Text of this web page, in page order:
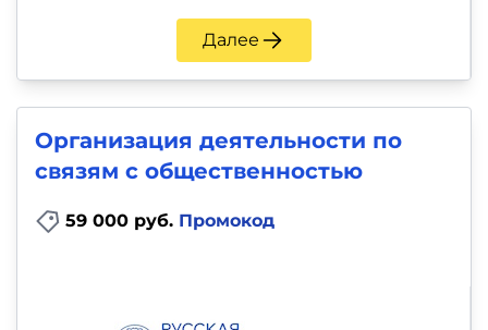
Далее
Организация деятельности по
связям с общественностью
59 000 руб. Промокод